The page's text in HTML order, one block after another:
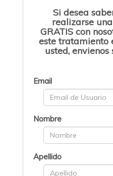
Si desea
realizarse
GRATIS con
este tratamiento
usted, envienos
Email
Nombre
Apellido